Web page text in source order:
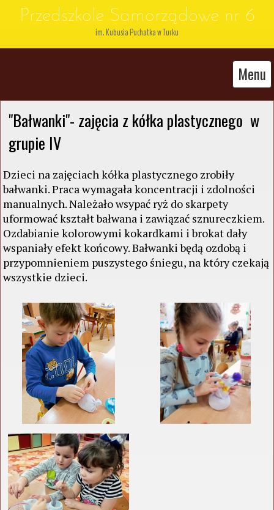
Przedszkole Samorządowe nr 6
im. Kubusia Puchatka w Turku
Menu
"Bałwanki"- zajęcia z kółka plastycznego  w
grupie IV
Dzieci na zajęciach kółka plastycznego zrobiły
bałwanki. Praca wymagała koncentracji i zdolności
manualnych. Należało wsypać ryż do skarpety
uformować kształt bałwana i zawiązać sznureczkiem.
Ozdabianie kolorowymi kokardkami i brokat dały
wspaniały efekt końcowy. Bałwanki będą ozdobą i
przypomnieniem puszystego śniegu, na który czekają
wszystkie dzieci.